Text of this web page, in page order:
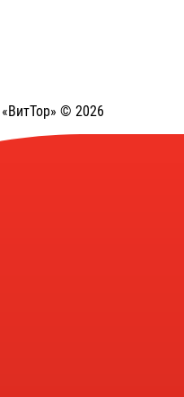
© 2026